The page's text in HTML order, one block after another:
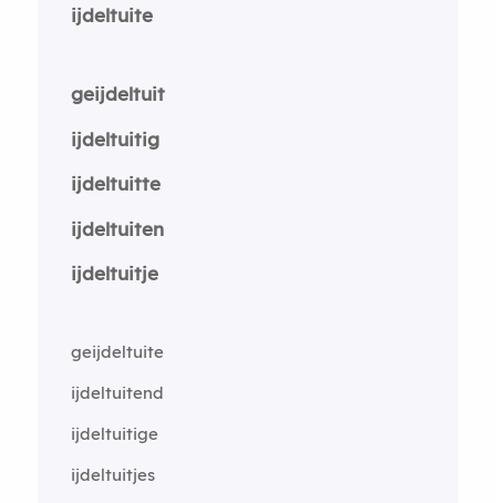
ijdeltuite
geijdeltuit
ijdeltuitig
ijdeltuitte
ijdeltuiten
ijdeltuitje
geijdeltuite
ijdeltuitend
ijdeltuitige
ijdeltuitjes